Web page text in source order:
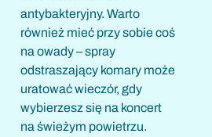
antybakteryjny. Warto
również mieć przy sobie coś
na owady – spray
odstraszający komary może
uratować wieczór, gdy
wybierzesz się na koncert
na świeżym powietrzu.